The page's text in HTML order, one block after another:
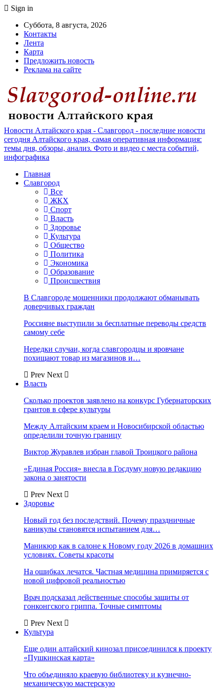
Sign in
Суббота, 8 августа, 2026
Контакты
Лента
Карта
Предложить новость
Реклама на сайте
Новости Алтайского края - Славгород - последние новости
сегодня Алтайского края, самая оперативная информация:
темы дня, обзоры, анализ. Фото и видео с места событий,
инфографика
Главная
Славгород
Все
ЖКХ
Спорт
Власть
Здоровье
Культура
Общество
Политика
Экономика
Образование
Происшествия
В Славгороде мошенники продолжают обманывать
доверчивых граждан
Россияне выступили за бесплатные переводы средств
самому себе
Нередки случаи, когда славгородцы и яровчане
похищают товар из магазинов и…
Prev Next
Власть
Сколько проектов заявлено на конкурс Губернаторских
грантов в сфере культуры
Между Алтайским краем и Новосибирской областью
определили точную границу
Виктор Журавлев избран главой Троицкого района
«Единая Россия» внесла в Госдуму новую редакцию
закона о занятости
Prev Next
Здоровье
Новый год без последствий. Почему праздничные
каникулы становятся испытанием для…
Маникюр как в салоне к Новому году 2026 в домашних
условиях. Советы красоты
На ошибках лечатся. Частная медицина примиряется с
новой цифровой реальностью
Врач подсказал действенные способы защиты от
гонконгского гриппа. Точные симптомы
Prev Next
Культура
Еще один алтайский кинозал присоединился к проекту
«Пушкинская карта»
Что объединяло краевую библиотеку и кузнечно-
механическую мастерскую